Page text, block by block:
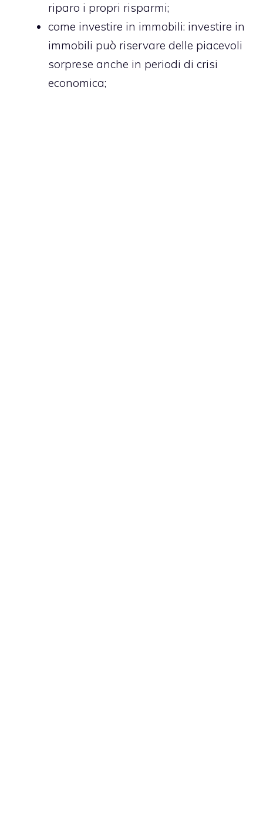
riparo i propri risparmi;
come investire in immobili: investire in
immobili può riservare delle piacevoli
sorprese anche in periodi di crisi
economica;